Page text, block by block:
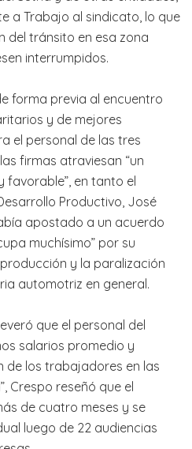
a Trabajo al sindicato, lo que
del tránsito en esa zona
interrumpidos.
forma previa al encuentro
y de mejores
el personal de las tres
firmas atraviesan “un
favorable”, en tanto el
Productivo, José
apostado a un acuerdo
muchísimo” por su
y la paralización
automotriz en general.
que el personal del
salarios promedio y
de los trabajadores en las
Crespo reseñó que el
de cuatro meses y se
luego de 22 audiencias